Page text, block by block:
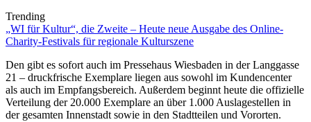
Trending
„WI für Kultur“, die Zweite – Heute neue Ausgabe des Online-
Charity-Festivals für regionale Kulturszene
Den gibt es sofort auch im Pressehaus Wiesbaden in der Langgasse
21 – druckfrische Exemplare liegen aus sowohl im Kundencenter
als auch im Empfangsbereich. Außerdem beginnt heute die offizielle
Verteilung der 20.000 Exemplare an über 1.000 Auslagestellen in
der gesamten Innenstadt sowie in den Stadtteilen und Vororten.